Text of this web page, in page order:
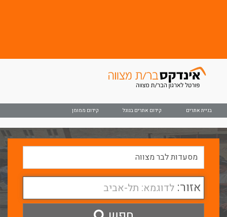
בניית אתרים קידום אתרים בגוגל קידום ממומן
אזור: לדוגמא: תל-אביב